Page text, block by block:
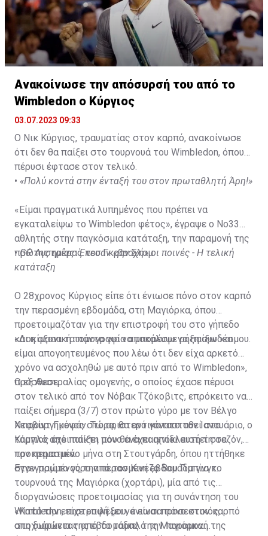
Ανακοίνωσε την απόσυρσή του από το
Wimbledon ο Κύργιος
03.07.2023 09:33
Ο Νικ Κύργιος, τραυματίας στον καρπό, ανακοίνωσε
ότι δεν θα παίξει στο τουρνουά του Wimbledon, όπου
πέρυσι έφτασε στον τελικό.
• «Πολύ κοντά στην ένταξή του στον πρωταθλητή Άρη!»
«Είμαι πραγματικά λυπημένος που πρέπει να
εγκαταλείψω το Wimbledon φέτος», έγραψε ο Νο33
αθλητής στην παγκόσμια κατάταξη, την παραμονή της
πρώτης ημέρας του Γκραν Σλαμ.
•GP Αυστρίας: Έπεσαν «βροχή» οι ποινές - Η τελική
κατάταξη
Ο 28χρονος Κύργιος είπε ότι ένιωσε πόνο στον καρπό
την περασμένη εβδομάδα, στη Μαγιόρκα, όπου
προετοιμαζόταν για την επιστροφή του στο γήπεδο
και η αξονική τομογραφία αποκάλυψε ρήξη συνδέσμου.
«Δοκίμασα τα πάντα για να μπορέσω να παίξω και
είμαι απογοητευμένος που λέω ότι δεν είχα αρκετό
χρόνο να ασχοληθώ με αυτό πριν από το Wimbledon»,
πρόσθεσε.
Ο εξ Αυστραλίας ομογενής, ο οποίος έχασε πέρυσι
στον τελικό από τον Νόβακ Τζόκοβιτς, επρόκειτο να
παίξει σήμερα (3/7) στον πρώτο γύρο με τον Βέλγο
Νταβίντ Γκοφάν. Τώρα, θα αντικατασταθεί στο
ταμπλό από παίκτη που θα έχει αποκλειστεί στα
προκριματικά.
Χειρουργημένος στο αριστερό γόνατο τον Ιανουάριο, ο
Κύργιος έχει παίξει μόνο ένα παιχνίδι αυτή τη σεζόν,
τον περασμένο μήνα στη Στουτγάρδη, όπου ηττήθηκε
στον πρώτο γύρο από τον Κινέζο Βου Γιμπίνγκ.
Εγγεγραμμένος την περασμένη εβδομάδα για το
τουρνουά της Μαγιόρκα (χορτάρι), μία από τις
διοργανώσεις προετοιμασίας για τη συνάντηση του
Wimbledon, είχε επιλέξει να είναι προσεκτικός,
αποχωρώντας από το ταμπλό την παραμονή της
«Κατά την επιστροφή μου, ένιωσα πόνο στον καρπό
στη διάρκεια της εβδομάδας της Μαγιόρκα.